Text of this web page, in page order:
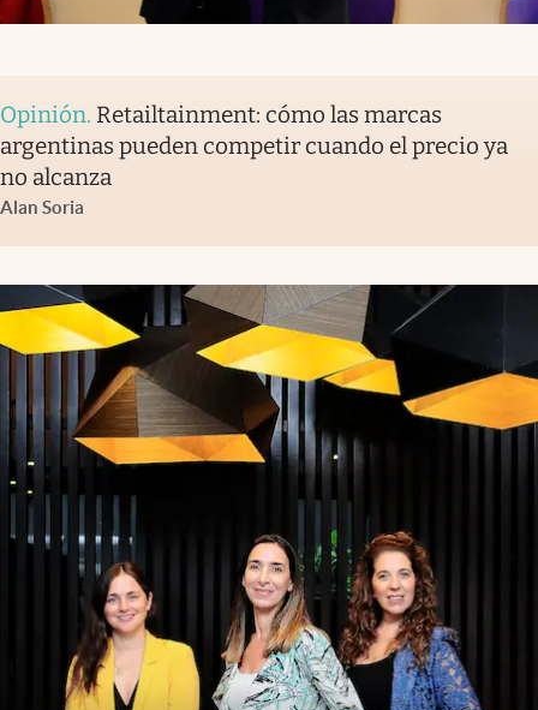
Opinión. Retailtainment: cómo las marcas
argentinas pueden competir cuando el precio ya
no alcanza
Alan Soria